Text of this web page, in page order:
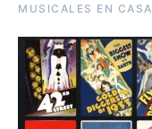
MUSICALES EN CASA